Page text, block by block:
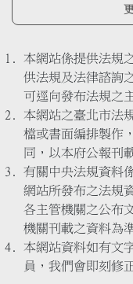
本網站係提供法規
供法規及法律諮詢
可逕向發布法規之
本網站之臺北市法
檔或書面編排製作
同，以本府公報刊
有關中央法規資料
網站所發布之法規
各主管機關之公布
機關刊載之資料為
本網站資料如有文
員，我們會即刻修